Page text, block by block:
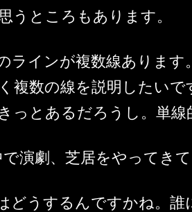
うところもあります。
ラインが複数線ありま
複数の線を説明したい
っとあるだろうし。単
演劇、芝居をやってき
どうするんですかね。